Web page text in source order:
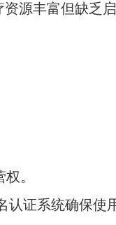
源丰富但缺乏
。
认证系统确保使